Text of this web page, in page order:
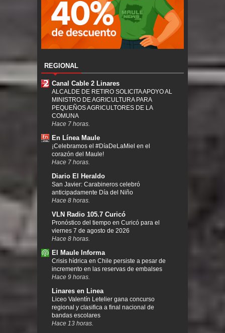
REGIONAL
Canal Cable 2 Linares
ALCALDE DE RETIRO SOLICITA APOYO AL
MINISTRO DE AGRICULTURA PARA
PEQUEÑOS AGRICULTORES DE LA
COMUNA
Hace 7 horas.
En Línea Maule
¡Celebramos el #DíaDeLaMiel en el
corazón del Maule!
Hace 7 horas.
Diario El Heraldo
San Javier: Carabineros celebró
anticipadamente Día del Niño
Hace 8 horas.
VLN Radio 105.7 Curicó
Pronóstico del tiempo en Curicó para el
viernes 7 de agosto de 2026
Hace 8 horas.
El Maule Informa
Crisis hídrica en Chile persiste a pesar de
incremento en las reservas de embalses
Hace 9 horas.
Linares en Linea
Liceo Valentín Letelier gana concurso
regional y clasifica a final nacional de
bandas escolares
Hace 13 horas.